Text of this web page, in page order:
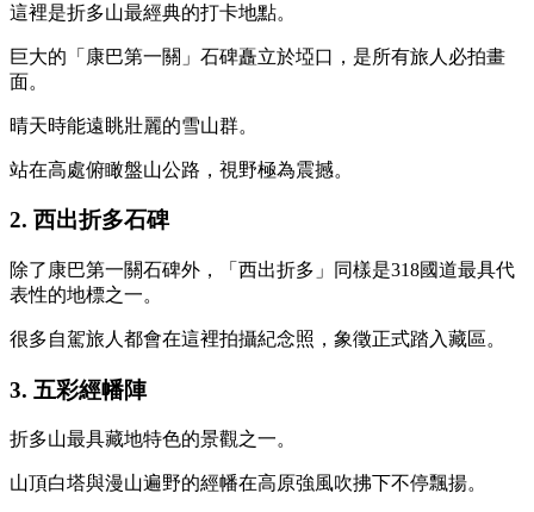
這裡是折多山最經典的打卡地點。
巨大的「康巴第一關」石碑矗立於埡口，是所有旅人必拍畫
面。
晴天時能遠眺壯麗的雪山群。
站在高處俯瞰盤山公路，視野極為震撼。
2. 西出折多石碑
除了康巴第一關石碑外，「西出折多」同樣是318國道最具代
表性的地標之一。
很多自駕旅人都會在這裡拍攝紀念照，象徵正式踏入藏區。
3. 五彩經幡陣
折多山最具藏地特色的景觀之一。
山頂白塔與漫山遍野的經幡在高原強風吹拂下不停飄揚。